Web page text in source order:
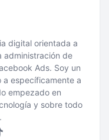
digital orientada a
administración de
Ads. Soy un
a específicamente a
empezado en
y sobre todo
.